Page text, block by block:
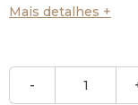
Mude os sacos
Mais detalhes +
-